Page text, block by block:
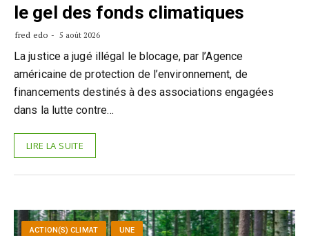
le gel des fonds climatiques
fred edo 5 août 2026
La justice a jugé illégal le blocage, par l’Agence
américaine de protection de l’environnement, de
financements destinés à des associations engagées
dans la lutte contre…
LIRE LA SUITE
ACTION(S) CLIMAT UNE